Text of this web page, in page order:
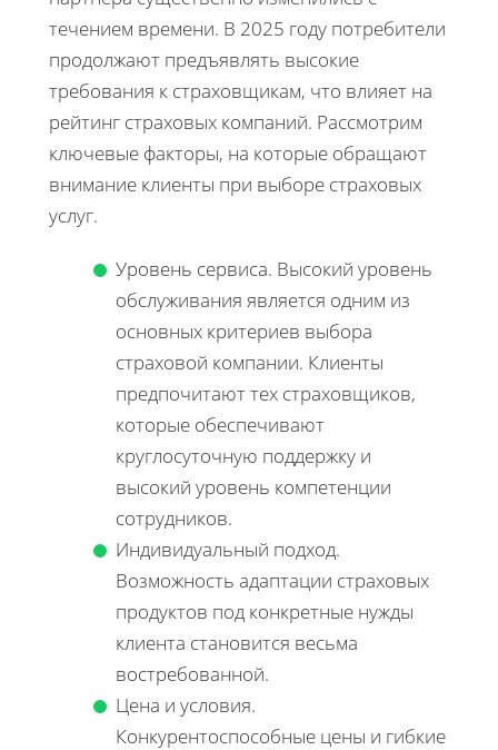
течением времени. В 2025 году потребители
продолжают предъявлять высокие
требования к страховщикам, что влияет на
рейтинг страховых компаний. Рассмотрим
ключевые факторы, на которые обращают
внимание клиенты при выборе страховых
услуг.
Уровень сервиса. Высокий уровень
обслуживания является одним из
основных критериев выбора
страховой компании. Клиенты
предпочитают тех страховщиков,
которые обеспечивают
круглосуточную поддержку и
высокий уровень компетенции
сотрудников.
Индивидуальный подход.
Возможность адаптации страховых
продуктов под конкретные нужды
клиента становится весьма
востребованной.
Цена и условия.
Конкурентоспособные цены и гибкие